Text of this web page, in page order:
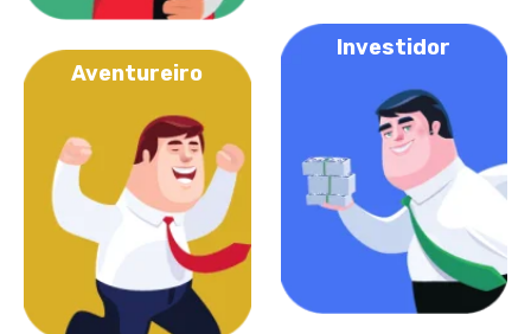
Aventureiro
Investidor